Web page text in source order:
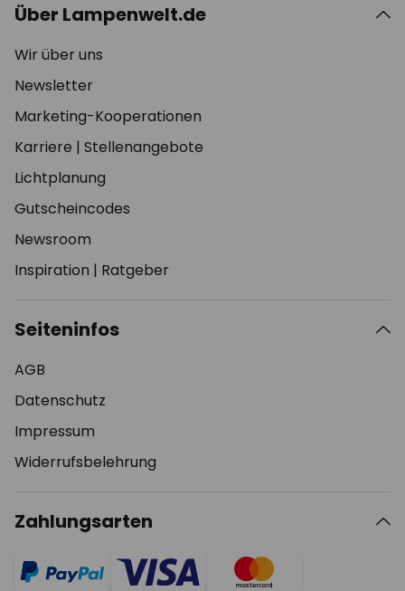
Über Lampenwelt.de
Wir über uns
Newsletter
Marketing-Kooperationen
Karriere | Stellenangebote
Lichtplanung
Gutscheincodes
Newsroom
Inspiration | Ratgeber
Seiteninfos
AGB
Datenschutz
Impressum
Widerrufsbelehrung
Zahlungsarten